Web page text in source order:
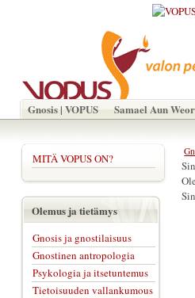
Gnosis | VOPUS Samael Aun Weor
MITÄ VOPUS ON?
Olemus ja tietämys
Gnosis ja gnostilaisuus
Gnostinen antropologia
Psykologia ja itsetuntemus
Tietoisuuden vallankumous